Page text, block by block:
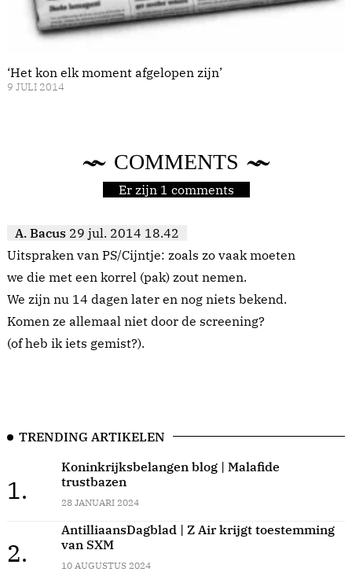
‘Het kon elk moment afgelopen zijn’
9 JULI 2014
COMMENTS
Er zijn 1 comments
A. Bacus 29 jul. 2014 18.42
Uitspraken van PS/Cijntje: zoals zo vaak moeten
we die met een korrel (pak) zout nemen.
We zijn nu 14 dagen later en nog niets bekend.
Komen ze allemaal niet door de screening?
(of heb ik iets gemist?).
TRENDING ARTIKELEN
1.
Koninkrijksbelangen blog | Malafide
trustbazen
28 JANUARI 2024
2.
AntilliaansDagblad | Z Air krijgt toestemming
van SXM
10 AUGUSTUS 2024